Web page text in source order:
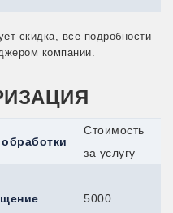
скидка, все подробности
компании.
Стоимость
за услугу
5000